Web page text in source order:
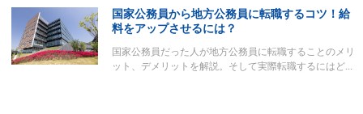
国家公務員から地方公務員に転職するコツ！給
料をアップさせるには？
国家公務員だった人が地方公務員に転職することのメリ
ット、デメリットを解説。そして実際転職するにはど…